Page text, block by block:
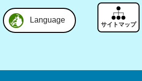
Language